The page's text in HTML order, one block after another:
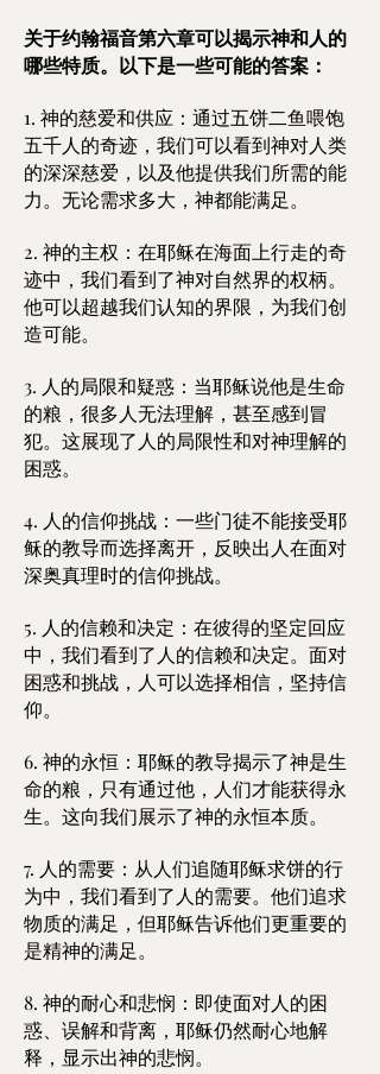
关于约翰福音第六章可以揭示神和人的
哪些特质。以下是一些可能的答案：
1. 神的慈爱和供应：通过五饼二鱼喂饱
五千人的奇迹，我们可以看到神对人类
的深深慈爱，以及他提供我们所需的能
力。无论需求多大，神都能满足。
2. 神的主权：在耶稣在海面上行走的奇
迹中，我们看到了神对自然界的权柄。
他可以超越我们认知的界限，为我们创
造可能。
3. 人的局限和疑惑：当耶稣说他是生命
的粮，很多人无法理解，甚至感到冒
犯。这展现了人的局限性和对神理解的
困惑。
4. 人的信仰挑战：一些门徒不能接受耶
稣的教导而选择离开，反映出人在面对
深奥真理时的信仰挑战。
5. 人的信赖和决定：在彼得的坚定回应
中，我们看到了人的信赖和决定。面对
困惑和挑战，人可以选择相信，坚持信
仰。
6. 神的永恒：耶稣的教导揭示了神是生
命的粮，只有通过他，人们才能获得永
生。这向我们展示了神的永恒本质。
7. 人的需要：从人们追随耶稣求饼的行
为中，我们看到了人的需要。他们追求
物质的满足，但耶稣告诉他们更重要的
是精神的满足。
8. 神的耐心和悲悯：即使面对人的困
惑、误解和背离，耶稣仍然耐心地解
释，显示出神的悲悯。